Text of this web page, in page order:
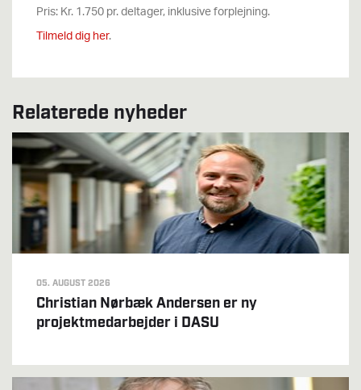
Pris: Kr. 1.750 pr. deltager, inklusive forplejning.
Tilmeld dig her.
Relaterede nyheder
05. AUGUST 2026
Christian Nørbæk Andersen er ny
projektmedarbejder i DASU